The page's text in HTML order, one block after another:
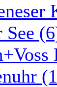
See